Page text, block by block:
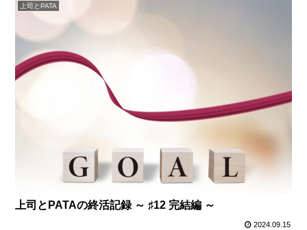
上司とPATA
上司とPATAの終活記録 ～ ♯12 完結編 ～
2024.09.15